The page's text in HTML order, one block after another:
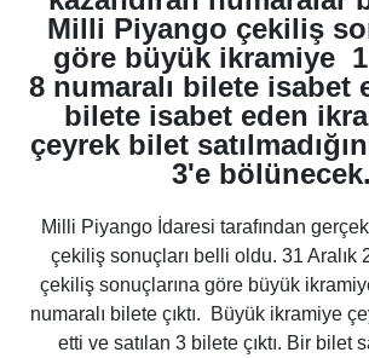
Milli Piyango çekiliş
göre büyük ikramiye 1
8 numaralı bilete isabet
bilete isabet eden
çeyrek bilet
3'e bölünecek.
Milli Piyango İdaresi tarafından
çekiliş sonuçları belli oldu. 31 Aralık
çekiliş sonuçlarına göre büyük
numaralı bilete çıktı. Büyük ikramiye
etti ve satılan 3 bilete çıktı. Bir bilet